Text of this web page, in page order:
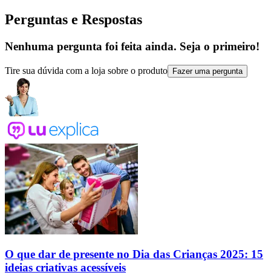
Perguntas e Respostas
Nenhuma pergunta foi feita ainda. Seja o primeiro!
Tire sua dúvida com a loja sobre o produto Fazer uma pergunta
O que dar de presente no Dia das Crianças 2025: 15
ideias criativas acessíveis